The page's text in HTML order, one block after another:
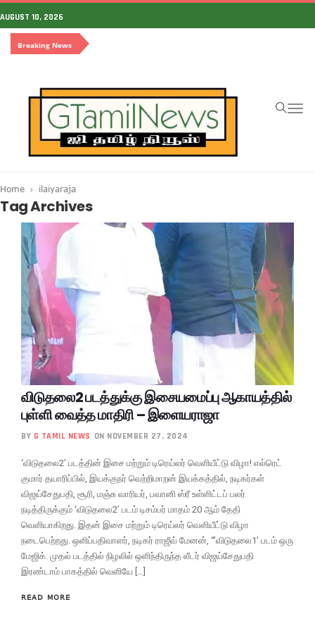
AUGUST 10, 2026
Breaking News
Home ilaiyaraja
Tag Archives
விடுதலை2 படத்துக்கு இசையமைப்பு ஆகாயத்தில்
புள்ளி வைத்த மாதிரி – இளையராஜா
BY G TAMIL NEWS ON NOVEMBER 27, 2024
‘விடுதலை2’ படத்தின் இசை மற்றும் டிரெய்லர் வெளியீட்டு விழா! எல்ரெட்
குமார் தயாரிப்பில், இயக்குநர் வெற்றிமாறன் இயக்கத்தில், நடிகர்கள்
விஜய்சேதுபதி, சூரி, மஞ்சு வாரியர், பவானி ஸ்ரீ உள்ளிட்டப் பலர்
நடித்திருக்கும் ‘விடுதலை2’ படம் டிசம்பர் மாதம் 20 ஆம் தேதி
வெளியாகிறது. இதன் இசை மற்றும் டிரெய்லர் வெளியீட்டு விழா
நடைபெற்றது. ஒளிப்பதிவாளர், நடிகர் ராஜீவ் மேனன், “’விடுதலை1’ படம் ஒரு
மேஜிக். முதல் படத்தில் நிழலில் ஒளிந்திருந்த லீடர் விஜய்சேதுபதி
இரண்டாம் பாகத்தில் வெளியே […]
READ MORE